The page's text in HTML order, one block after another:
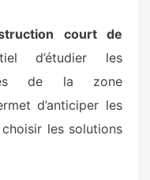
court de
d’étudier les
de la zone
d’anticiper les
les solutions